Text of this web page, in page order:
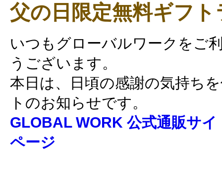
父の日限定無料ギフ
いつもグローバルワークをご
うございます。
本日は、日頃の感謝の気持ち
トのお知らせです。
GLOBAL WORK 公式通販サ
ページ